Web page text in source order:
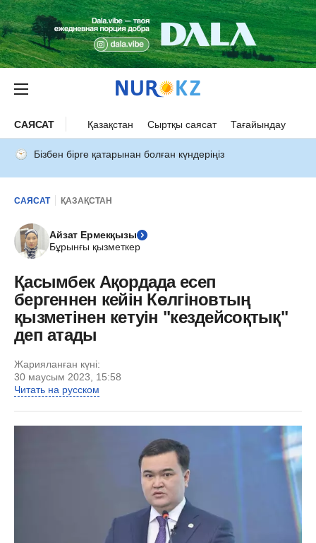
САЯСАТ Қазақстан Сыртқы саясат Тағайындау
Бізбен бірге қатарынан болған күндеріңіз
САЯСАТ ҚАЗАҚСТАН
Айзат Ермекқызы
Бұрынғы қызметкер
Қасымбек Ақордада есеп
бергеннен кейін Көлгіновтың
қызметінен кетуін "кездейсоқтық"
деп атады
Жарияланған күні:
30 маусым 2023, 15:58
Читать на русском